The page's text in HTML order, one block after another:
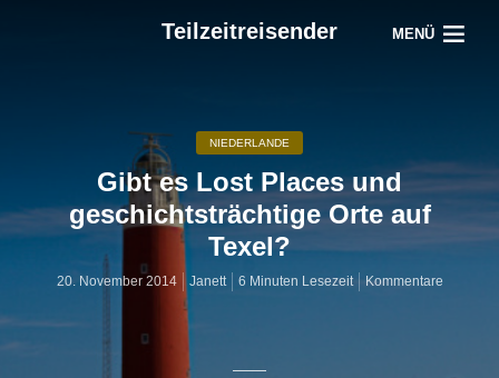
Teilzeitreisender MENÜ
NIEDERLANDE
Gibt es Lost Places und
geschichtsträchtige Orte auf
Texel?
20. November 2014 Janett 6 Minuten Lesezeit Kommentare